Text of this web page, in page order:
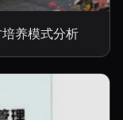
养模式分析